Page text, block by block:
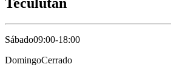
Sábado09:00-18:00
DomingoCerrado